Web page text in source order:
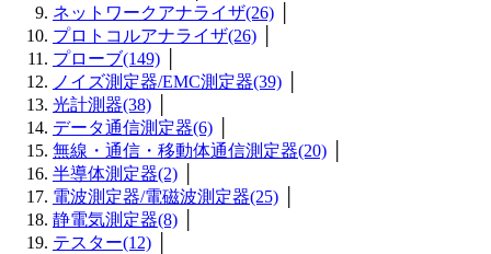
ネットワークアナライザ(26)
プロトコルアナライザ(26)
プローブ(149)
ノイズ測定器/EMC測定器(39)
光計測器(38)
データ通信測定器(6)
無線・通信・移動体通信測定器(20)
半導体測定器(2)
電波測定器/電磁波測定器(25)
静電気測定器(8)
テスター(12)